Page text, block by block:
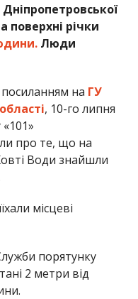
поверхні річки
Люди
посиланням на ГУ
, 10-го липня
про те, що на
Води знайшли
місцеві
порятунку
2 метри від